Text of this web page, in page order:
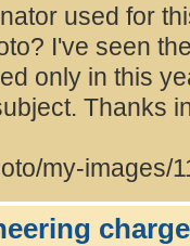
used for
I've seen
only in this
Thanks
my-images/
charge